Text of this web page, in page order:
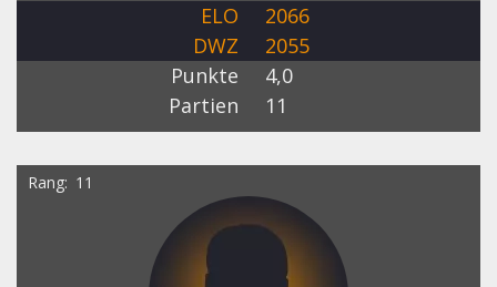
ELO
2066
DWZ
2055
Punkte
4,0
Partien
11
Rang 11